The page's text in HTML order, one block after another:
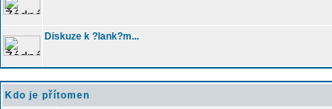
Diskuze k ?lank?m...
Kdo je přítomen